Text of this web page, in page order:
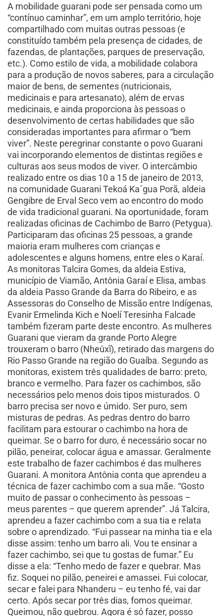
A mobilidade guarani pode ser pensada como um
“contínuo caminhar”, em um amplo território, hoje
compartilhado com muitas outras pessoas (e
constituído também pela presença de cidades, de
fazendas, de plantações, parques de preservação,
etc.). Como estilo de vida, a mobilidade colabora
para a produção de novos saberes, para a circulação
maior de bens, de sementes (nutricionais,
medicinais e para artesanato), além de ervas
medicinais, e ainda proporciona às pessoas o
desenvolvimento de certas habilidades que são
consideradas importantes para afirmar o “bem
viver”. Neste peregrinar constante o povo Guarani
vai incorporando elementos de distintas regiões e
culturas aos seus modos de viver. O intercâmbio
realizado entre os dias 10 a 15 de janeiro de 2013,
na comunidade Guarani Tekoá Ka´gua Porã, aldeia
Gengibre de Erval Seco vem ao encontro do modo
de vida tradicional guarani. Na oportunidade, foram
realizadas oficinas de Cachimbo de Barro (Petygua).
Participaram das oficinas 25 pessoas, a grande
maioria eram mulheres com crianças e
adolescentes e alguns homens, entre eles o Karaí.
As monitoras Talcira Gomes, da aldeia Estiva,
município de Viamão, Antônia Garaí e Elisa, ambas
da aldeia Passo Grande da Barra do Ribeiro, e as
Assessoras do Conselho de Missão entre Indígenas,
Evanir Ermelinda Kich e Noelí Teresinha Falcade
também fizeram parte deste encontro. As mulheres
Guarani que vieram da grande Porto Alegre
trouxeram o barro (Nheûxĩ), retirado das margens do
Rio Passo Grande na região do Guaíba. Segundo as
monitoras, existem três qualidades de barro: preto,
branco e vermelho. Para fazer os cachimbos, são
necessários pelo menos dois tipos misturados. O
barro precisa ser novo e úmido. Ser puro, sem
misturas de pedras. As pedras dentro do barro
facilitam para estourar o cachimbo na hora de
queimar. Se o barro for duro, é necessário socar no
pilão, peneirar, colocar água e amassar. Geralmente
este trabalho de fazer cachimbos é das mulheres
Guarani. A monitora Antônia conta que aprendeu a
técnica de fazer cachimbo com a sua mãe. “Gosto
muito de passar o conhecimento às pessoas –
meus parentes – que querem aprender”. Já Talcira,
aprendeu a fazer cachimbo com a sua tia e relata
sobre o aprendizado. “Fui passear na minha tia e ela
disse assim: tenho um barro ali. Vou te ensinar a
fazer cachimbo, sei que tu gostas de fumar.” Eu
disse a ela: “Tenho medo de fazer e quebrar. Mas
fiz. Soquei no pilão, peneirei e amassei. Fui colocar,
secar e falei para Nhanderu – eu tenho fé, vai dar
certo. Após secar por três dias, fomos queimar.
Queimou, não quebrou. Agora é só fazer, posso